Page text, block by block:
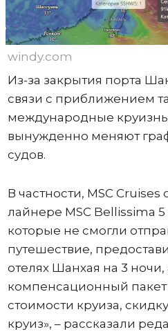
windy.com
Из-за закрытия порта
связи с приближением
международные
вынужденно меняют
судов.
В частности, MSC
лайнере MSC Bellissima 5
которые не смогли
путешествие,
отелях Шанхая на 3 ночи,
компенсационный пакет
стоимости круиза,
круиз», – рассказали